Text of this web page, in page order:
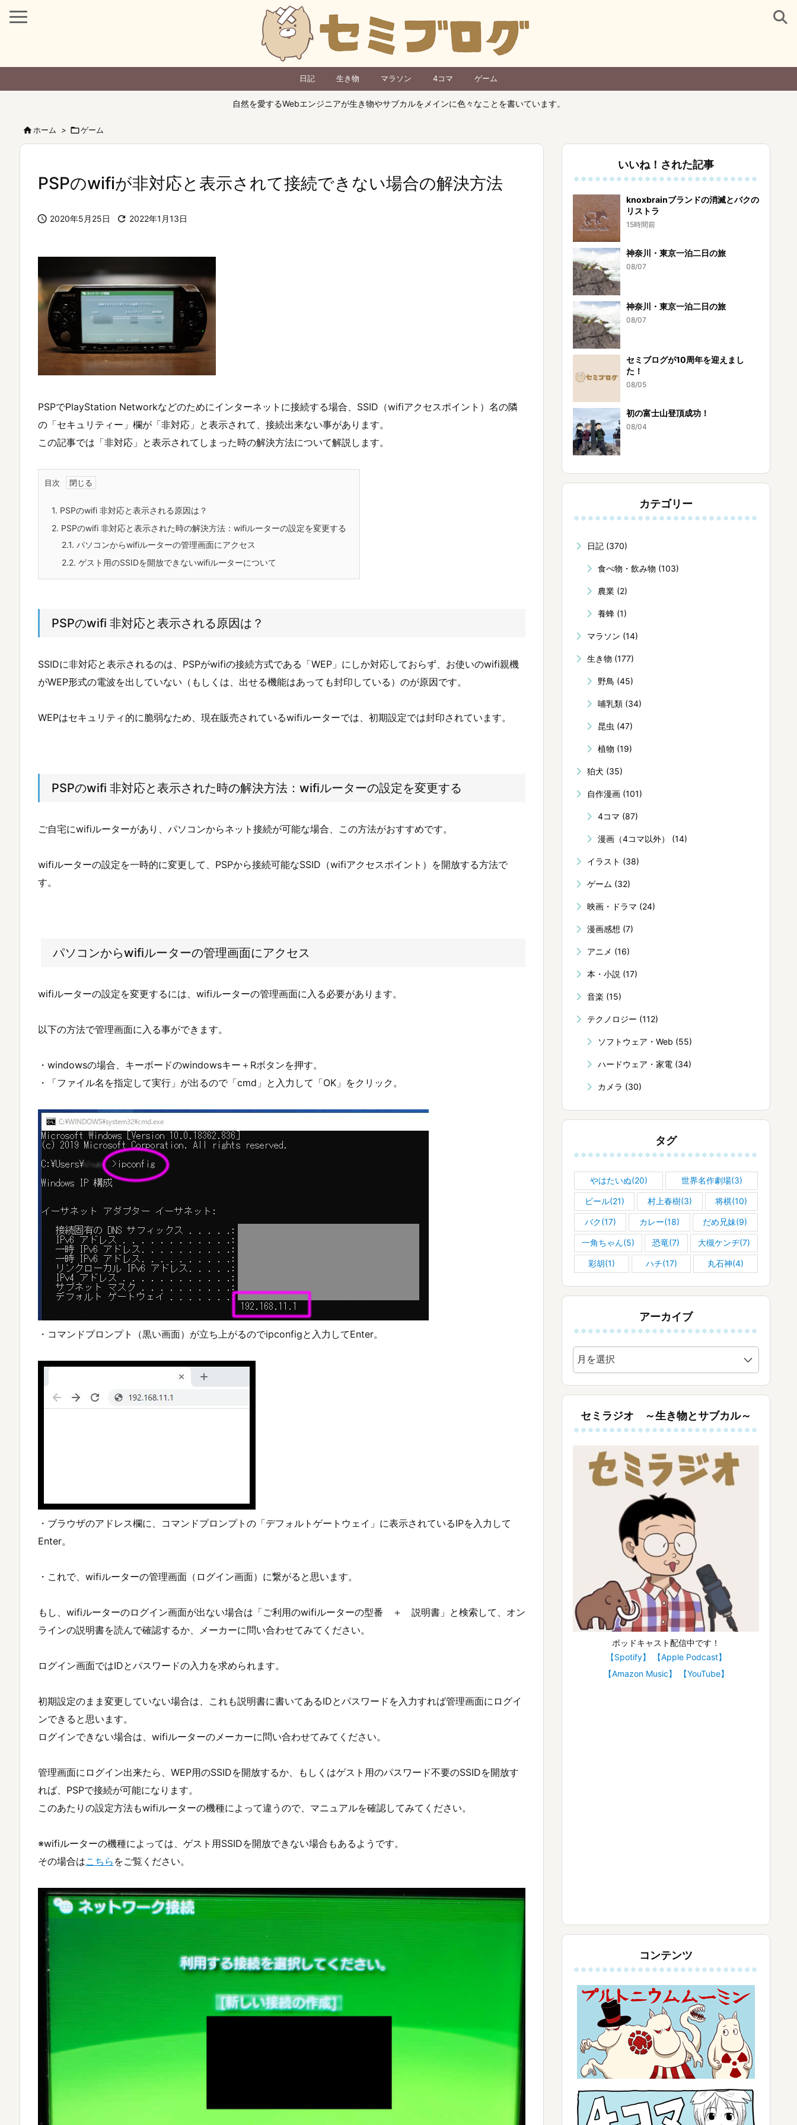
日記 生き物 マラソン 4コマ ゲーム
自然を愛するWebエンジニアが生き物やサブカルをメインに色々なことを書いています。
ホーム > ゲーム
PSPのwifiが非対応と表示されて接続できない場合の解決方法
 2020年5月25日  2022年1月13日
PSPでPlayStation Networkなどのためにインターネットに接続する場合、SSID（wifiアクセスポイント）名の隣
の「セキュリティー」欄が「非対応」と表示されて、接続出来ない事があります。
この記事では「非対応」と表示されてしまった時の解決方法について解説します。
目次
1. PSPのwifi 非対応と表示される原因は？
2. PSPのwifi 非対応と表示された時の解決方法：wifiルーターの設定を変更する
2.1. パソコンからwifiルーターの管理画面にアクセス
2.2. ゲスト用のSSIDを開放できないwifiルーターについて
PSPのwifi 非対応と表示される原因は？
SSIDに非対応と表示されるのは、PSPがwifiの接続方式である「WEP」にしか対応しておらず、お使いのwifi親機
がWEP形式の電波を出していない（もしくは、出せる機能はあっても封印している）のが原因です。
WEPはセキュリティ的に脆弱なため、現在販売されているwifiルーターでは、初期設定では封印されています。
PSPのwifi 非対応と表示された時の解決方法：wifiルーターの設定を変更する
ご自宅にwifiルーターがあり、パソコンからネット接続が可能な場合、この方法がおすすめです。
wifiルーターの設定を一時的に変更して、PSPから接続可能なSSID（wifiアクセスポイント）を開放する方法で
す。
パソコンからwifiルーターの管理画面にアクセス
wifiルーターの設定を変更するには、wifiルーターの管理画面に入る必要があります。
以下の方法で管理画面に入る事ができます。
・windowsの場合、キーボードのwindowsキー＋Rボタンを押す。
・「ファイル名を指定して実行」が出るので「cmd」と入力して「OK」をクリック。
・コマンドプロンプト（黒い画面）が立ち上がるのでipconfigと入力してEnter。
・ブラウザのアドレス欄に、コマンドプロンプトの「デフォルトゲートウェイ」に表示されているIPを入力して
Enter。
・これで、wifiルーターの管理画面（ログイン画面）に繋がると思います。
もし、wifiルーターのログイン画面が出ない場合は「ご利用のwifiルーターの型番 ＋ 説明書」と検索して、オン
ラインの説明書を読んで確認するか、メーカーに問い合わせてみてください。
ログイン画面ではIDとパスワードの入力を求められます。
初期設定のまま変更していない場合は、これも説明書に書いてあるIDとパスワードを入力すれば管理画面にログイ
ンできると思います。
ログインできない場合は、wifiルーターのメーカーに問い合わせてみてください。
管理画面にログイン出来たら、WEP用のSSIDを開放するか、もしくはゲスト用のパスワード不要のSSIDを開放す
れば、PSPで接続が可能になります。
このあたりの設定方法もwifiルーターの機種によって違うので、マニュアルを確認してみてください。
※wifiルーターの機種によっては、ゲスト用SSIDを開放できない場合もあるようです。
その場合はこちら をご覧ください。
いいね！された記事
knoxbrainブランドの消滅とバクの
リストラ
15時間前
神奈川・東京一泊二日の旅
08/07
神奈川・東京一泊二日の旅
08/07
セミブログが10周年を迎えまし
た！
08/05
初の富士山登頂成功！
08/04
カテゴリー
日記 (370)
食べ物・飲み物 (103)
農業 (2)
養蜂 (1)
マラソン (14)
生き物 (177)
野鳥 (45)
哺乳類 (34)
昆虫 (47)
植物 (19)
狛犬 (35)
自作漫画 (101)
4コマ (87)
漫画（4コマ以外） (14)
イラスト (38)
ゲーム (32)
映画・ドラマ (24)
漫画感想 (7)
アニメ (16)
本・小説 (17)
音楽 (15)
テクノロジー (112)
ソフトウェア・Web (55)
ハードウェア・家電 (34)
カメラ (30)
タグ
やはたいぬ(20) 世界名作劇場(3)
ビール(21) 村上春樹(3) 将棋(10)
バク(17) カレー(18) だめ兄妹(9)
一角ちゃん(5) 恐竜(7) 大槻ケンヂ(7)
彩胡(1) ハチ(17) 丸石神(4)
アーカイブ
ア
ー
カ
イ
ブ
セミラジオ ～生き物とサブカル～
ポッドキャスト配信中です！
【Spotify】
【Apple Podcast】
【Amazon Music】
【YouTube】
コンテンツ